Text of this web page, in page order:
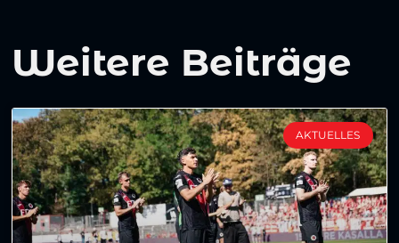
Weitere Beiträge
AKTUELLES